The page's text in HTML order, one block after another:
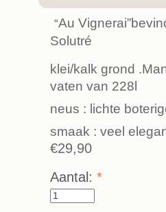
“Au
Solutré
klei/kalk grond
vaten van 228l
neus : lichte
smaak : veel
€29,90
Aantal: *